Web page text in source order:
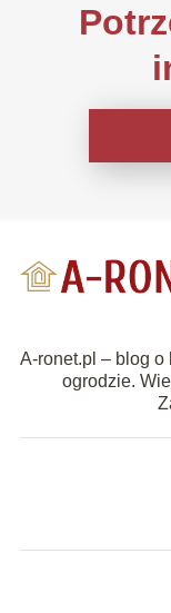
A-ronet.pl – blog o
ogrodzie.